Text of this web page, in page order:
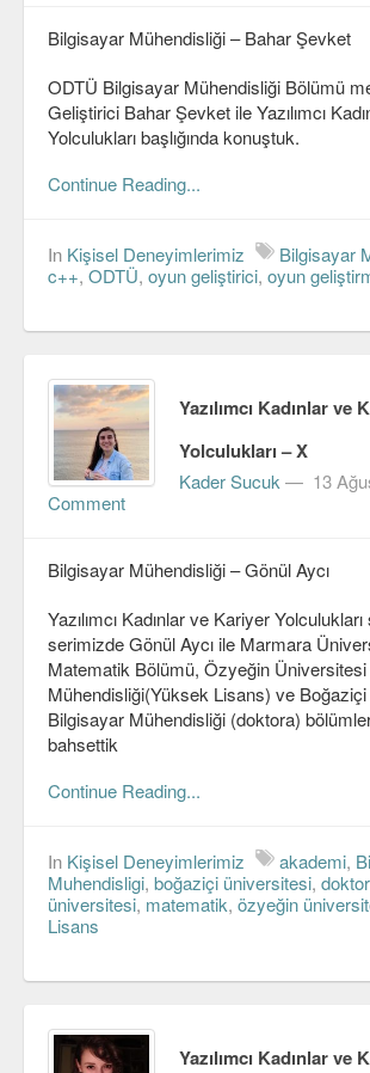
MongoDB
Etkinlikler
Bize Katılın
Bize yazın
Bilgisayar Mühendisliği – Bahar Şevket
ODTÜ Bilgisayar Mühendisliği Bölümü
Geliştirici Bahar Şevket ile Yazılımcı
Yolculukları başlığında konuştuk.
Continue Reading...
In Kişisel Deneyimlerimiz Bilgisayar
c++, ODTÜ, oyun geliştirici, oyun
Yazılımcı Kadınlar ve
Yolculukları – X
Kader Sucuk — 13
Comment
Bilgisayar Mühendisliği – Gönül Aycı
Yazılımcı Kadınlar ve Kariyer
serimizde Gönül Aycı ile Marmara
Matematik Bölümü, Özyeğin
Mühendisliği(Yüksek Lisans) ve
Bilgisayar Mühendisliği (doktora)
bahsettik
Continue Reading...
In Kişisel Deneyimlerimiz akademi,
Muhendisligi, boğaziçi üniversitesi,
üniversitesi, matematik, özyeğin
Lisans
Yazılımcı Kadınlar ve